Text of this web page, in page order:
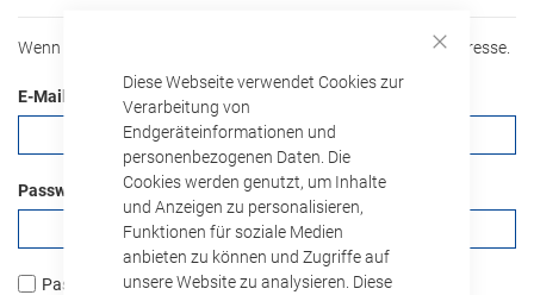
Diese Webseite verwendet Cookies zur
Verarbeitung von
Endgeräteinformationen und
personenbezogenen Daten. Die
Cookies werden genutzt, um Inhalte
und Anzeigen zu personalisieren,
Funktionen für soziale Medien
anbieten zu können und Zugriffe auf
unsere Website zu analysieren. Diese
ANMELDEDATEN
Wenn Sie ein Konto haben, melden Sie sich mit Ihrer e-Mail-Adresse.
E-Mail
Passwort
Passwort